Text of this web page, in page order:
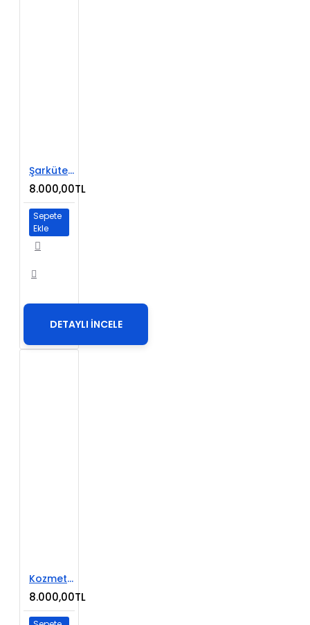
Şarküteri ve Yöresel Ürünler Web Sitesi
8.000,00TL
Sepete
Ekle
DETAYLI İNCELE
Kozmetik E-Ticaret Web Sitesi
8.000,00TL